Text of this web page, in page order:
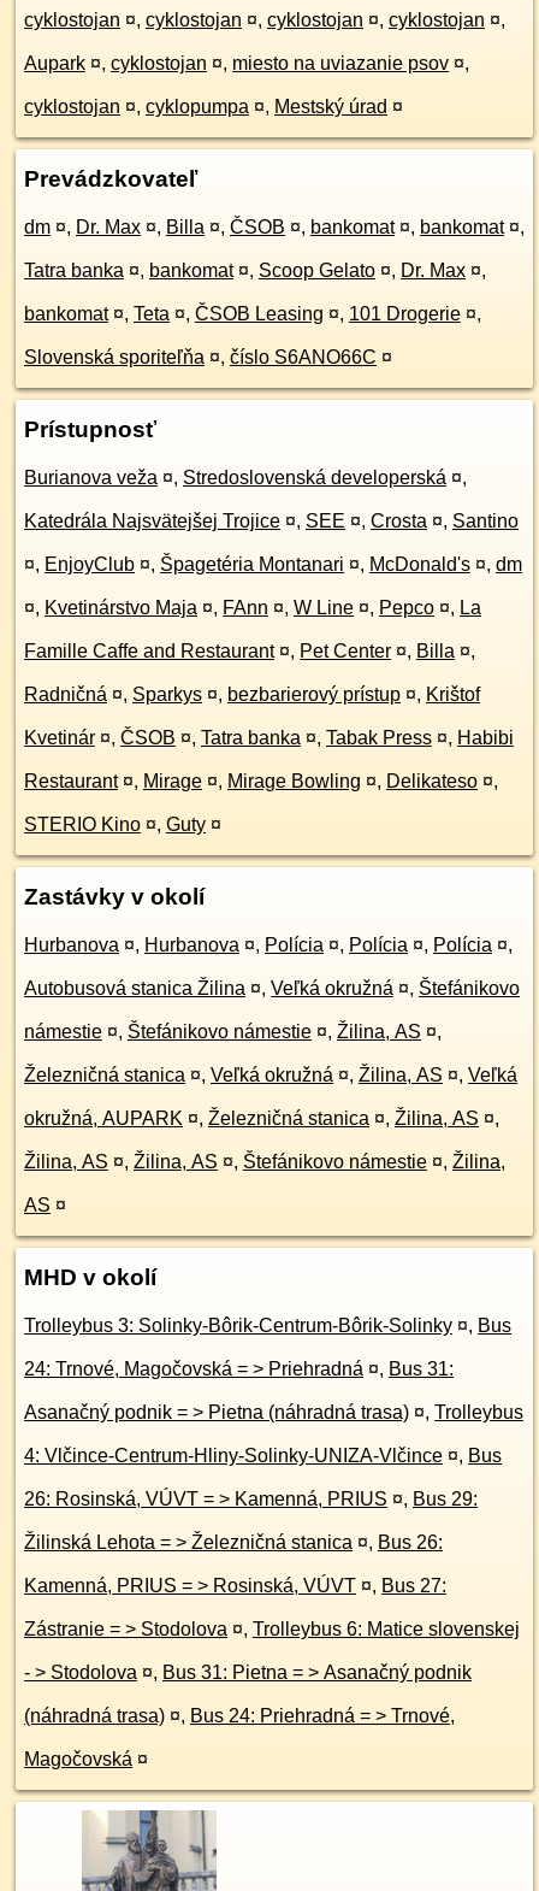
cyklostojan ¤, cyklostojan ¤, cyklostojan ¤, cyklostojan ¤,
Aupark ¤, cyklostojan ¤, miesto na uviazanie psov ¤,
cyklostojan ¤, cyklopumpa ¤, Mestský úrad ¤
Prevádzkovateľ
dm ¤, Dr. Max ¤, Billa ¤, ČSOB ¤, bankomat ¤, bankomat ¤,
Tatra banka ¤, bankomat ¤, Scoop Gelato ¤, Dr. Max ¤,
bankomat ¤, Teta ¤, ČSOB Leasing ¤, 101 Drogerie ¤,
Slovenská sporiteľňa ¤, číslo S6ANO66C ¤
Prístupnosť
Burianova veža ¤, Stredoslovenská developerská ¤,
Katedrála Najsvätejšej Trojice ¤, SEE ¤, Crosta ¤, Santino
¤, EnjoyClub ¤, Špagetéria Montanari ¤, McDonald's ¤, dm
¤, Kvetinárstvo Maja ¤, FAnn ¤, W Line ¤, Pepco ¤, La
Famille Caffe and Restaurant ¤, Pet Center ¤, Billa ¤,
Radničná ¤, Sparkys ¤, bezbarierový prístup ¤, Krištof
Kvetinár ¤, ČSOB ¤, Tatra banka ¤, Tabak Press ¤, Habibi
Restaurant ¤, Mirage ¤, Mirage Bowling ¤, Delikateso ¤,
STERIO Kino ¤, Guty ¤
Zastávky v okolí
Hurbanova ¤, Hurbanova ¤, Polícia ¤, Polícia ¤, Polícia ¤,
Autobusová stanica Žilina ¤, Veľká okružná ¤, Štefánikovo
námestie ¤, Štefánikovo námestie ¤, Žilina, AS ¤,
Železničná stanica ¤, Veľká okružná ¤, Žilina, AS ¤, Veľká
okružná, AUPARK ¤, Železničná stanica ¤, Žilina, AS ¤,
Žilina, AS ¤, Žilina, AS ¤, Štefánikovo námestie ¤, Žilina,
AS ¤
MHD v okolí
Trolleybus 3: Solinky-Bôrik-Centrum-Bôrik-Solinky ¤, Bus
24: Trnové, Magočovská = > Priehradná ¤, Bus 31:
Asanačný podnik = > Pietna (náhradná trasa) ¤, Trolleybus
4: Vlčince-Centrum-Hliny-Solinky-UNIZA-Vlčince ¤, Bus
26: Rosinská, VÚVT = > Kamenná, PRIUS ¤, Bus 29:
Žilinská Lehota = > Železničná stanica ¤, Bus 26:
Kamenná, PRIUS = > Rosinská, VÚVT ¤, Bus 27:
Zástranie = > Stodolova ¤, Trolleybus 6: Matice slovenskej
- > Stodolova ¤, Bus 31: Pietna = > Asanačný podnik
(náhradná trasa) ¤, Bus 24: Priehradná = > Trnové,
Magočovská ¤